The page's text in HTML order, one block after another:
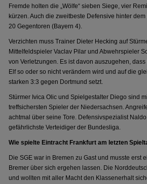
Fremde holten die „Wölfe“ sieben Siege, vier
kürzen. Auch die zweitbeste Defensive hinter
20 Gegentoren (Bayern 4).
Verzichten muss Trainer Dieter Hecking auf
Mittelfeldspieler Vaclav Pilar und Abwehrspieler
von Verletzungen. Es ist davon auszugehen,
Elf so oder so nicht verändern wird und auf die
starken 3:3 gegen Dortmund setzt.
Stürmer Ivica Olic und Spielgestalter Diego sind
treffsichersten Spieler der Niedersachsen.
achtmal über seine Tore. Defensivspezialist
gefährlichste Verteidiger der Bundesliga.
Wie spielte Eintracht Frankfurt am letzten
Die SGE war in Bremen zu Gast und musste erst
Bremer über sich ergehen lassen. Die
und wollten mit aller Macht den Klassenerhalt